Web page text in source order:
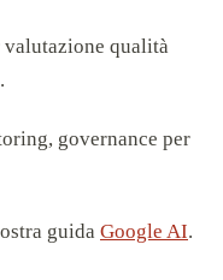
qualità
governance per
guida Google AI.